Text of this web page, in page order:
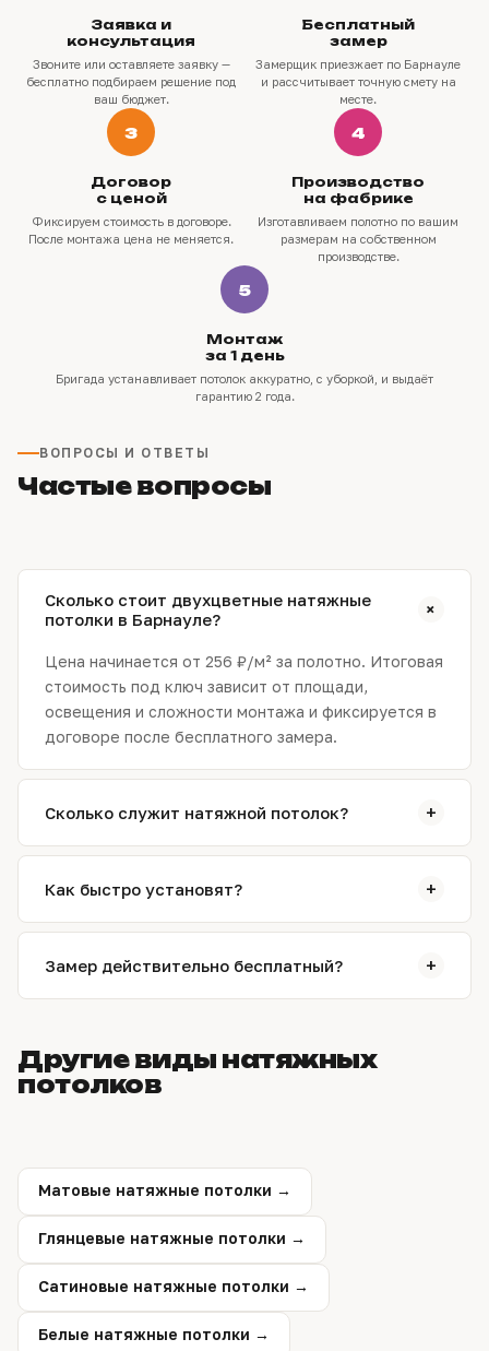
Заявка и
консультация
Звоните или оставляете заявку —
бесплатно подбираем решение под
ваш бюджет.
Бесплатный
замер
Замерщик приезжает по Барнауле
и рассчитывает точную смету на
месте.
3
Договор
с ценой
Фиксируем стоимость в договоре.
После монтажа цена не меняется.
4
Производство
на фабрике
Изготавливаем полотно по вашим
размерам на собственном
производстве.
5
Монтаж
за 1 день
Бригада устанавливает потолок аккуратно, с уборкой, и выдаёт
гарантию 2 года.
ВОПРОСЫ И ОТВЕТЫ
Частые вопросы
Сколько стоит двухцветные натяжные
потолки в Барнауле?
+
Цена начинается от 256 ₽/м² за полотно. Итоговая
стоимость под ключ зависит от площади,
освещения и сложности монтажа и фиксируется в
договоре после бесплатного замера.
Сколько служит натяжной потолок? +
Качественное полотно служит 15–20 лет и более:
не желтеет, не трескается и не теряет
монтаж.
Как быстро установят? +
Обычно монтаж занимает от 2 до 5 часов и
выполняется за один выезд. Сложные конструкции
Замер действительно бесплатный? +
смету. Замер ни к чему не обязывает.
Другие виды натяжных
потолков
Матовые натяжные потолки →
Глянцевые натяжные потолки →
Сатиновые натяжные потолки →
Белые натяжные потолки →